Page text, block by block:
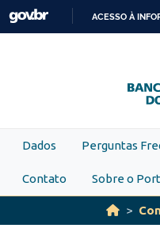
Skip to main content
ACESSO À
Dados Perguntas
Contato Sobre o